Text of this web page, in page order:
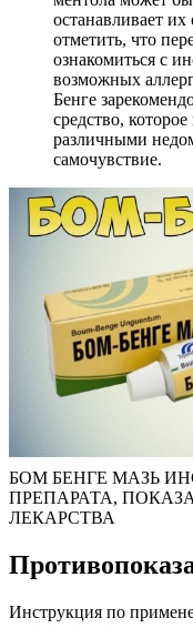
останавливает
отметить, что
ознакомиться с
возможных
Бенге
средство,
различными
самочувствие.
БОМ БЕНГЕ МАЗЬ
ПРЕПАРАТА,
ЛЕКАРСТВА
Инструкция по